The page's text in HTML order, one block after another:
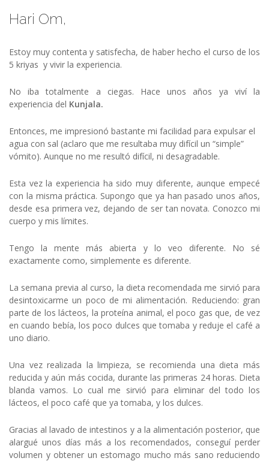
Hari Om,
Estoy muy contenta y satisfecha, de haber hecho el curso de los
5 kriyas y vivir la experiencia.
No iba totalmente a ciegas. Hace unos años ya viví la
experiencia del Kunjala.
Entonces, me impresionó bastante mi facilidad para expulsar el
agua con sal (aclaro que me resultaba muy difícil un “simple”
vómito). Aunque no me resultó difícil, ni desagradable.
Esta vez la experiencia ha sido muy diferente, aunque empecé
con la misma práctica. Supongo que ya han pasado unos años,
desde esa primera vez, dejando de ser tan novata. Conozco mi
cuerpo y mis límites.
Tengo la mente más abierta y lo veo diferente. No sé
exactamente como, simplemente es diferente.
La semana previa al curso, la dieta recomendada me sirvió para
desintoxicarme un poco de mi alimentación. Reduciendo: gran
parte de los lácteos, la proteína animal, el poco gas que, de vez
en cuando bebía, los poco dulces que tomaba y reduje el café a
uno diario.
Una vez realizada la limpieza, se recomienda una dieta más
reducida y aún más cocida, durante las primeras 24 horas. Dieta
blanda vamos. Lo cual me sirvió para eliminar del todo los
lácteos, el poco café que ya tomaba, y los dulces.
Gracias al lavado de intestinos y a la alimentación posterior, que
alargué unos días más a los recomendados, conseguí perder
volumen y obtener un estomago mucho más sano reduciendo